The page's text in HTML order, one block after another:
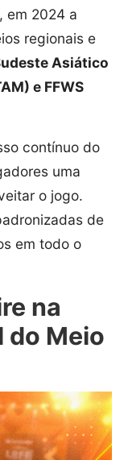
em 2024 a
regionais e
Asiático
e FFWS
contínuo do
uma
o jogo.
de
em todo o
na
do Meio